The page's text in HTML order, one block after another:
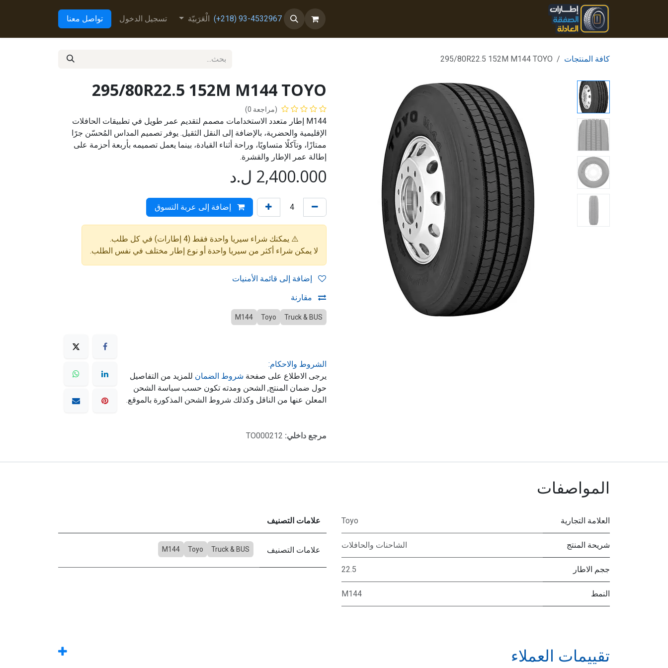
تخطي للذهاب إلى المحتوى
93-4532967 (218+) الْعَرَبيّة تسجيل الدخول تواصل معنا
كافة المنتجات 295/80R22.5 152M M144 TOYO
295/80R22.5 152M M144 TOYO
(مراجعة 0)
M144 إطار متعدد الاستخدامات مصمم لتقديم عمر طويل في تطبيقات الحافلات
الإقليمية والحضرية، بالإضافة إلى النقل الثقيل. يوفر تصميم المداس المُحسّن جرًا
ممتازًا، وتآكلًا متساويًا، وراحة أثناء القيادة، بينما يعمل تصميمه بأربعة أحزمة على
إطالة عمر الإطار والقشرة.
2,400.000 ل.د
إضافة إلى عربة التسوق
⚠️ يمكنك شراء سيريا واحدة فقط (4 إطارات) في كل طلب.
لا يمكن شراء أكثر من سيريا واحدة أو نوع إطار مختلف في نفس الطلب.
مقارنة
Truck & BUS
Toyo
M144
الشروط والاحكام:
يرجى الاطلاع على صفحة شروط الضمان للمزيد من التفاصيل
حول ضمان المنتج, الشحن ومدته تكون حسب سياسة الشحن
المعلن عنها من الناقل وكذلك شروط الشحن المذكورة بالموقع.
مرجع داخلي: TO000212
المواصفات
العلامة التجارية Toyo
شريحة المنتج الشاحنات والحافلات
ججم الاطار 22.5
النمط M144
علامات التصنيف
علامات التصنيف Truck & BUS
Toyo
M144
تقييمات العملاء